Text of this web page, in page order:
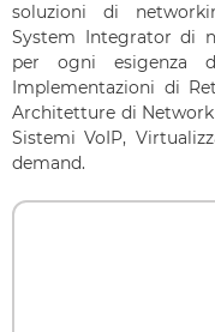
soluzioni di
System Integrator di
per ogni esigenza
Implementazioni di
Architetture di
Sistemi VoIP,
demand.